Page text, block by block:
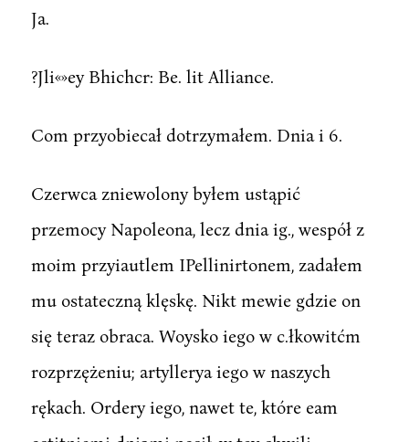
Ja.
?Jli«»ey Bhichcr: Be. lit Alliance.
Com przyobiecał dotrzymałem. Dnia i 6.
Czerwca zniewolony byłem ustąpić
przemocy Napoleona, lecz dnia ig., wespół z
moim przyiautlem IPellinirtonem, zadałem
mu ostateczną klęskę. Nikt mewie gdzie on
się teraz obraca. Woysko iego w c.łkowitćm
rozprzężeniu; artyllerya iego w naszych
rękach. Ordery iego, nawet te, które eam